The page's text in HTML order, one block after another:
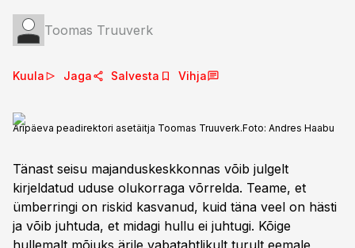
Toomas Truuverk
Kuula Jaga Salvesta Vihja
Äripäeva peadirektori asetäitja Toomas Truuverk.Foto: Andres Haabu
Tänast seisu majanduskeskkonnas võib julgelt
kirjeldatud uduse olukorraga võrrelda. Teame, et
ümberringi on riskid kasvanud, kuid täna veel on hästi
ja võib juhtuda, et midagi hullu ei juhtugi. Kõige
hullemalt mõjuks ärile vabatahtlikult turult eemale